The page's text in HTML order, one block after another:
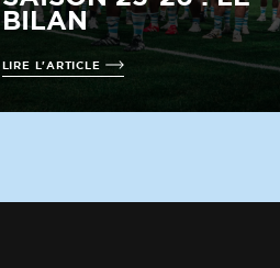
BILAN
LIRE L'ARTICLE